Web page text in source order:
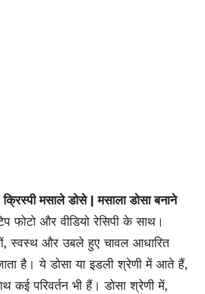
क्रिस्पी मसाले डोसे | मसाला डोसा बनाने
फोटो और वीडियो रेसिपी के साथ।
स्वस्थ और उबले हुए चावल आधारित
है। ये डोसा या इडली श्रेणी में आते हैं,
कई परिवर्तन भी हैं। डोसा श्रेणी में,